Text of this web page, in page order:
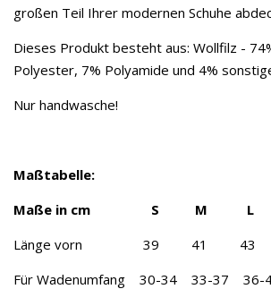
großen Teil Ihrer modernen Schuhe
Dieses Produkt besteht aus: Wollfilz -
Polyester, 7% Polyamide und 4%
Nur handwasche!
Maßtabelle:
Maße in cm S M L
Länge vorn 39 41 43
Für Wadenumfang 30-34 33-37